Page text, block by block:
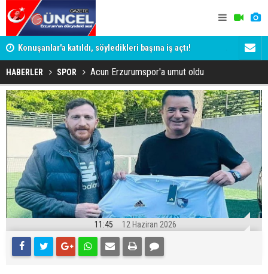
Konuşanlar'a katıldı, söyledikleri başına iş açtı!
Gözaltına alındı
ADALET
HABERLER SPOR Acun Erzurumspor'a umut oldu
11:45 12 Haziran 2026